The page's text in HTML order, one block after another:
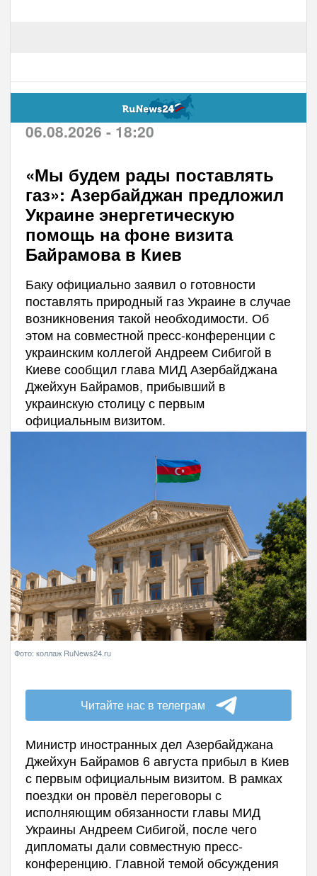
06.08.2026 - 18:20
«Мы будем рады поставлять
газ»: Азербайджан предложил
Украине энергетическую
помощь на фоне визита
Байрамова в Киев
Баку официально заявил о готовности
поставлять природный газ Украине в случае
возникновения такой необходимости. Об
этом на совместной пресс-конференции с
украинским коллегой Андреем Сибигой в
Киеве сообщил глава МИД Азербайджана
Джейхун Байрамов, прибывший в
украинскую столицу с первым
официальным визитом.
Фото: коллаж RuNews24.ru
Читайте нас в телеграм
Министр иностранных дел Азербайджана
Джейхун Байрамов 6 августа прибыл в Киев
с первым официальным визитом. В рамках
поездки он провёл переговоры с
исполняющим обязанности главы МИД
Украины Андреем Сибигой, после чего
дипломаты дали совместную пресс-
конференцию. Главной темой обсуждения